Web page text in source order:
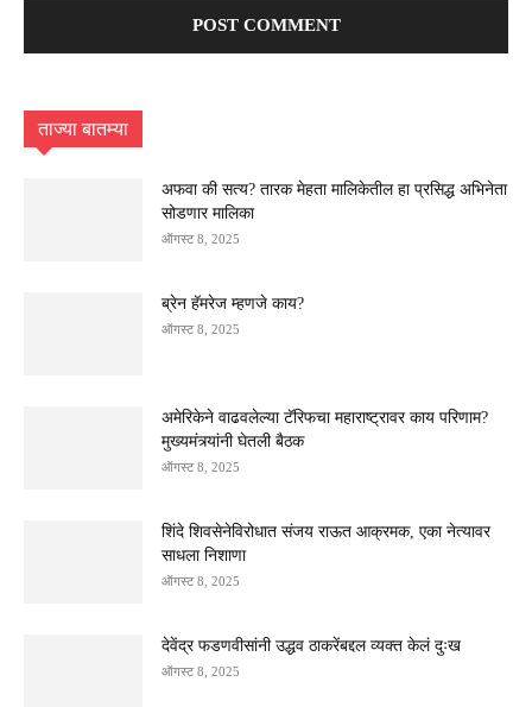
ताज्या बातम्या
अफवा की सत्य? तारक मेहता मालिकेतील हा प्रसिद्ध अभिनेता
सोडणार मालिका
ऑगस्ट 8, 2025
ब्रेन हॅमरेज म्हणजे काय?
ऑगस्ट 8, 2025
अमेरिकेने वाढवलेल्या टॅरिफचा महाराष्ट्रावर काय परिणाम?
मुख्यमंत्र्यांनी घेतली बैठक
ऑगस्ट 8, 2025
शिंदे शिवसेनेविरोधात संजय राऊत आक्रमक, एका नेत्यावर
साधला निशाणा
ऑगस्ट 8, 2025
देवेंद्र फडणवीसांनी उद्धव ठाकरेंबद्दल व्यक्त केलं दुःख
ऑगस्ट 8, 2025